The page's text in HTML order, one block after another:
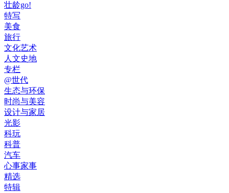
壮龄go!
特写
美食
旅行
文化艺术
人文史地
专栏
@世代
生态与环保
时尚与美容
设计与家居
光影
科玩
科普
汽车
心事家事
精选
特辑